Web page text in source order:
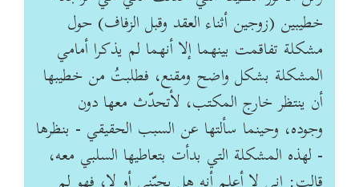
خطيبين (زوجين أثناء العقد وقبل الزفاف) حول
مشكلة تفاقمت بينهما إلا أنهما لم يذكرا أمامي
المشكلة بشكل واضح ومقنع، فطلبتُ من خطيبها
أن ينتظر خارج المكتب، لأتحدّث معها دون
وجوده، وحينما سألتها عن السبب الحقيقي - بنظرها
- لهذه المشكلة التي بدأت بتعاطيها السلبي معه،